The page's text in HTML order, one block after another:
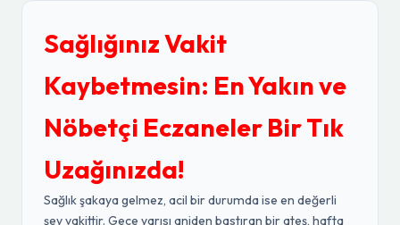
Sağlığınız Vakit
Kaybetmesin: En Yakın ve
Nöbetçi Eczaneler Bir Tık
Uzağınızda!
Sağlık şakaya gelmez, acil bir durumda ise en değerli
şey vakittir. Gece yarısı aniden bastıran bir ateş, hafta